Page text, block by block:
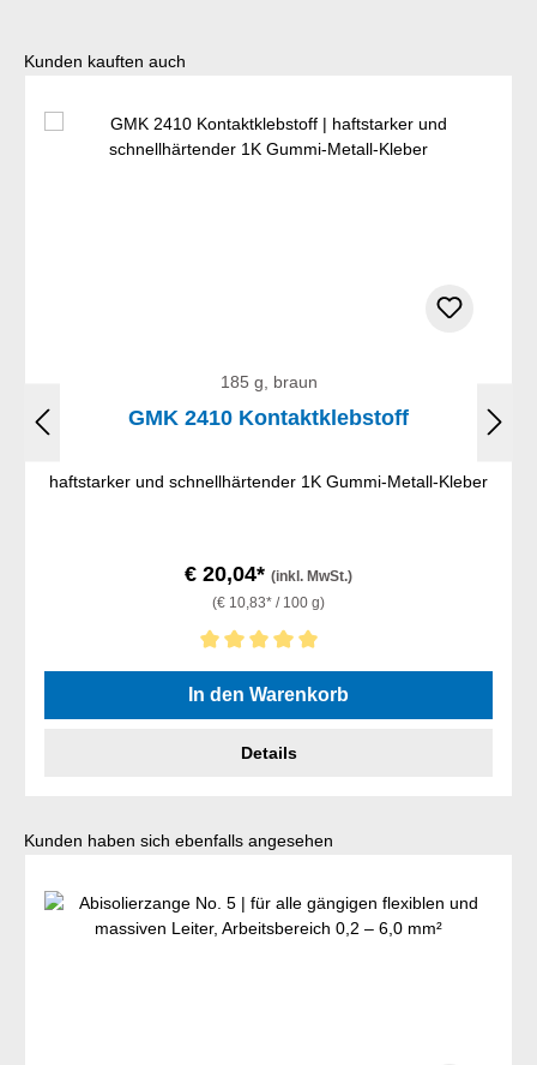
Produktgalerie überspringen
Kunden kauften auch
185 g, braun
GMK 2410 Kontaktklebstoff
haftstarker und schnellhärtender 1K Gummi-Metall-Kleber
€ 20,04* (inkl. MwSt.)
(€ 10,83* / 100 g)
Durchschnittliche Bewertung von 5 von 5 Sternen
In den Warenkorb
Details
Produktgalerie überspringen
Kunden haben sich ebenfalls angesehen